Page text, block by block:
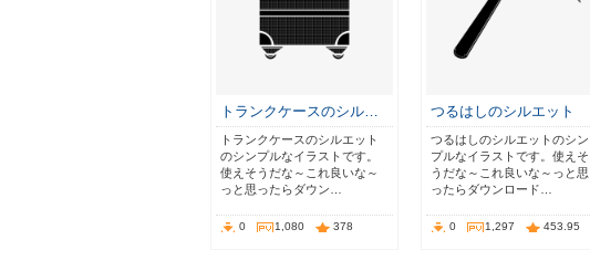
トランクケースのシル…
トランクケースのシルエット
のシンプルなイラストです。
使えそうだな～これ良いな～
っと思ったらダウン…
0 1,080 378
つるはしのシルエット
つるはしのシルエットのシン
プルなイラストです。使えそ
うだな～これ良いな～っと思
ったらダウンロード…
0 1,297 453.95